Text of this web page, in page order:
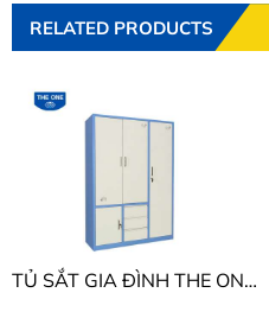
RELATED PRODUCTS
TỦ SẮT GIA ĐÌNH THE ONE TU15B3C4NK3